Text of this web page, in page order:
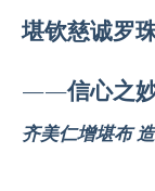
堪钦慈诚罗
——信心之
齐美仁增堪布 造